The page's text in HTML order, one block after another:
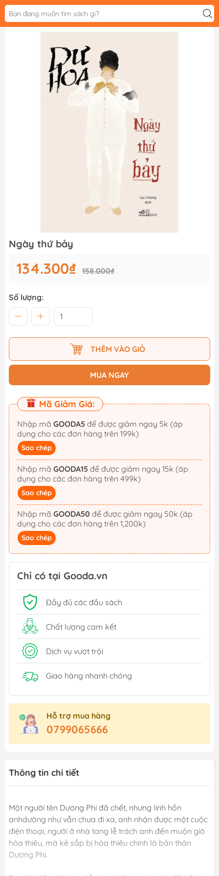
Ngày thứ bảy
134.300₫ 158.000₫
Số lượng:
THÊM VÀO GIỎ
MUA NGAY
Mã Giảm Giá:
Nhập mã GOODA5
dụng cho các đơn hàng trên 199k)
Sao chép
Nhập mã GOODA15
dụng cho các đơn hàng trên 499k)
Sao chép
Nhập mã GOODA50
dụng cho các đơn hàng trên 1,200k)
Sao chép
Chỉ có tại Gooda.vn
Đầy đủ các đầu sách
Chất lượng cam kết
Dịch vụ vượt trội
Giao hàng nhanh chóng
Hỗ trợ mua hàng
0799065666
Thông tin chi tiết
Một người tên Dương Phi đã chết, nhưng linh hồn
anhdường như vẫn chưa đi xa, anh nhận được một cuộc
điện thoại, người ở nhà tang lễ trách anh đến muộn giờ
hỏa thiêu, mà kẻ sắp bị hỏa thiêu chính là bản thân
Dương Phi.